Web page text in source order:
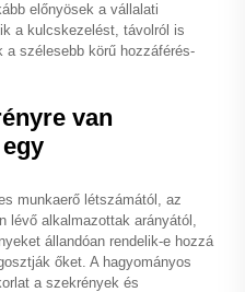
előnyösek a vállalati
a kulcskezelést, távolról is
a szélesebb körű hozzáférés-
van
munkaerő létszámától, az
lévő alkalmazottak arányától,
állandóan rendelik-e hozzá
őket. A hagyományos
a szekrények és